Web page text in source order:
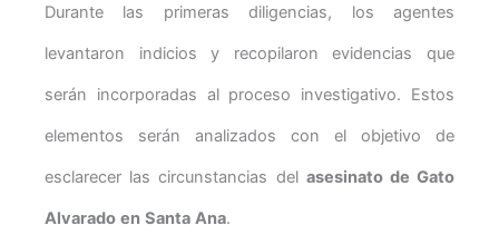
Durante las primeras diligencias, los agentes
levantaron indicios y recopilaron evidencias que
serán incorporadas al proceso investigativo. Estos
elementos serán analizados con el objetivo de
esclarecer las circunstancias del asesinato de Gato
Alvarado en Santa Ana.